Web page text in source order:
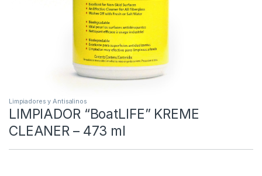
Limpiadores y Antisalinos
LIMPIADOR “BoatLIFE” KREME
CLEANER – 473 ml